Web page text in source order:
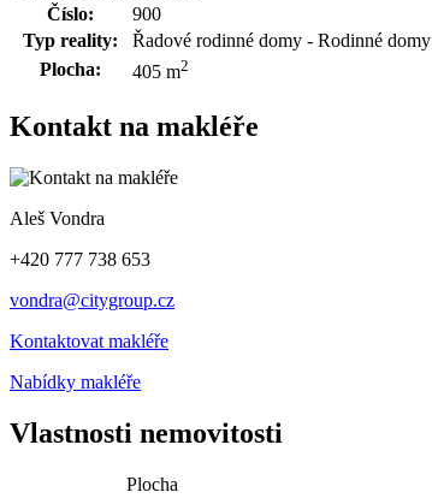
Číslo:
900
Typ reality:
Řadové rodinné domy - Rodinné domy
Plocha:
405 m2
Kontakt na makléře
Aleš Vondra
+420 777 738 653
vondra@citygroup.cz
Kontaktovat makléře
Nabídky makléře
Vlastnosti nemovitosti
Plocha